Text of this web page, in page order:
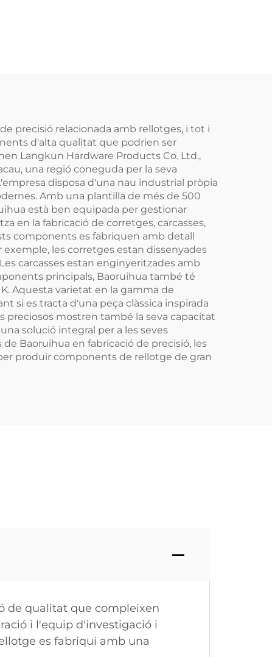
precisió relacionada amb rellotges, i tot i
d'alta qualitat que podrien ser
Langkun Hardware Products Co. Ltd.,
una regió coneguda per la seva
disposa d'una nau industrial pròpia
Amb una plantilla de més de 500
està ben equipada per gestionar
en la fabricació de corretges, carcasses,
components es fabriquen amb detall
les corretges estan dissenyades
carcasses estan enginyeritzades amb
principals, Baoruihua també té
Aquesta varietat en la gamma de
si es tracta d'una peça clàssica inspirada
preciosos mostren també la seva capacitat
solució integral per a les seves
Baoruihua en fabricació de precisió, les
produir components de rellotge de gran
de qualitat que compleixen
i l'equip d'investigació i
es fabriqui amb una